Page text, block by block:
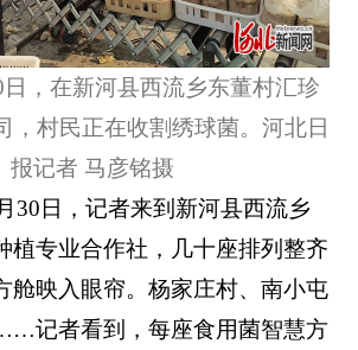
日，在新河县西流乡东董村汇珍
，村民正在收割绣球菌。河北日
报记者 马彦铭摄
30日，记者来到新河县西流乡
植专业合作社，几十座排列整齐
舱映入眼帘。杨家庄村、南小屯
记者看到，每座食用菌智慧方